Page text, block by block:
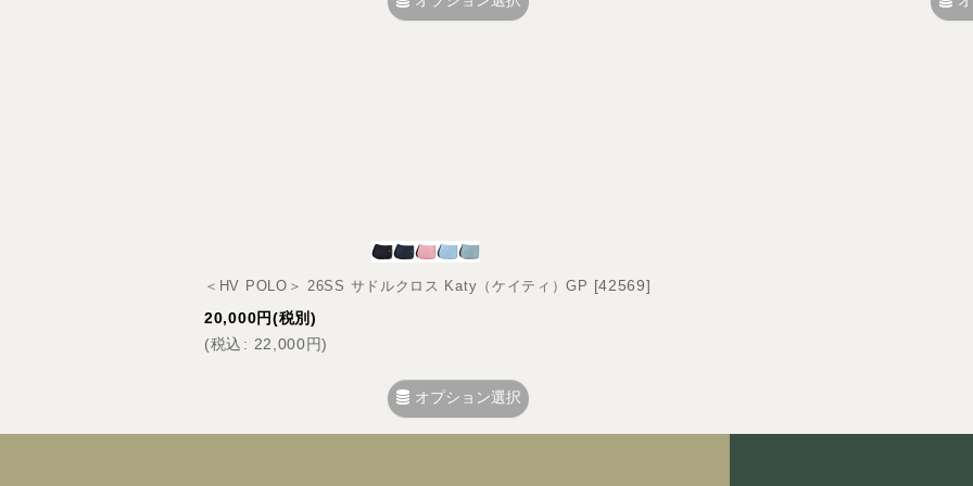
＜HV POLO＞ 26SS サドルクロス Katy（ケイティ）GP [42569]
20,000円(税別)
(税込 : 22,000円)
オプション選択